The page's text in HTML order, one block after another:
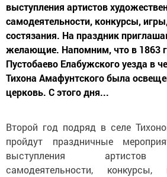
выступления артистов
самодеятельности, конкурсы,
состязания. На праздник
желающие. Напомним, что в 1863
Пустобаево Елабужского уезда в
Тихона Амафунтского была
церковь. С этого дня...
Второй год подряд в селе
пройдут праздничные
выступления артистов
самодеятельности,